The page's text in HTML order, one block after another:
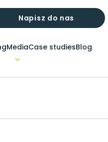
Napisz do nas
MediaCase studiesBlog